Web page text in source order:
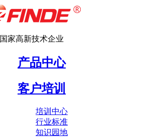
国家高新技术企业
产品中心
客户培训
培训中心
行业标准
知识园地